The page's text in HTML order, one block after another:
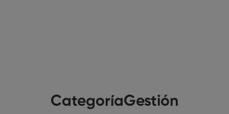
CategoríaGestión